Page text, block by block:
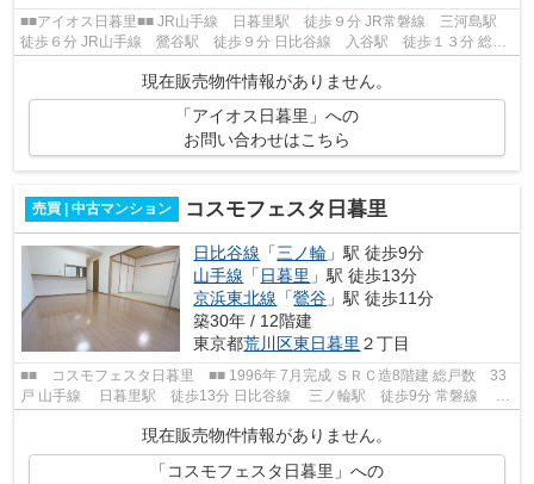
■■アイオス日暮里■■ JR山手線 日暮里駅 徒歩９分 JR常磐線 三河島駅
徒歩６分 JR山手線 鶯谷駅 徒歩９分 日比谷線 入谷駅 徒歩１３分 総戸
数１５戸 鉄筋コンクリート造８階...
現在販売物件情報がありません。
「アイオス日暮里」への
お問い合わせはこちら
売買 | 中古マンション コスモフェスタ日暮里
日比谷線 「三ノ輪 」駅 徒歩9分
山手線 「 日暮里 」駅 徒歩13分
京浜東北線 「鶯谷 」駅 徒歩11分
築30年 / 12階建
東京都荒川区東日暮里 ２丁目
■■ コスモフェスタ日暮里 ■■ 1996年 7月完成 ＳＲＣ造8階建 総戸数 33
戸 山手線 日暮里駅 徒歩13分 日比谷線 三ノ輪駅 徒歩9分 常磐線 三
現在販売物件情報がありません。
「コスモフェスタ日暮里」への